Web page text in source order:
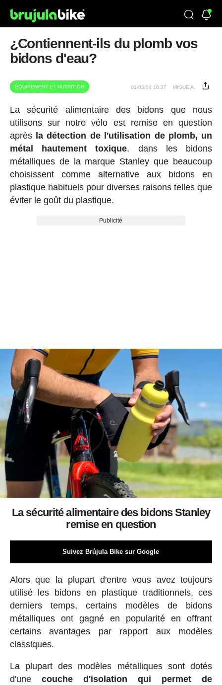
¿Contiennent-ils du plomb vos
bidons d'eau?
ÉQUIPEMENT ET NUTRITION 01/03/24 16:37 MIGUE A.
La sécurité alimentaire des bidons que nous
utilisons sur notre vélo est remise en question
après la détection de l'utilisation de plomb, un
métal hautement toxique, dans les bidons
métalliques de la marque Stanley que beaucoup
choisissent comme alternative aux bidons en
plastique habituels pour diverses raisons telles que
éviter le goût du plastique.
Publicité
La sécurité alimentaire des bidons Stanley
remise en question
Suivez Brújula Bike sur Google
Alors que la plupart d'entre vous avez toujours
utilisé les bidons en plastique traditionnels, ces
derniers temps, certains modèles de bidons
métalliques ont gagné en popularité en offrant
certains avantages par rapport aux modèles
classiques.
La plupart des modèles métalliques sont dotés
d'une couche d'isolation qui permet de